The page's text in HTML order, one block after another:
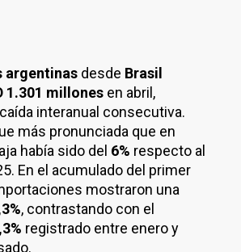
argentinas desde Brasil
1.301 millones en abril,
interanual consecutiva.
más pronunciada que en
había sido del 6% respecto al
En el acumulado del primer
mostraron una
, contrastando con el
registrado entre enero y